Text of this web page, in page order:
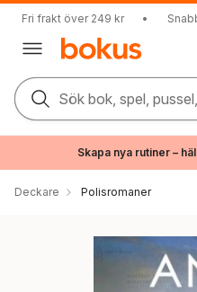
Fri frakt över 249 kr •
Sök bok, spel,
Skapa nya rutiner –
Deckare Polisromaner